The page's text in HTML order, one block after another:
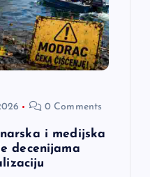
0 Comments
i medijska
decenijama